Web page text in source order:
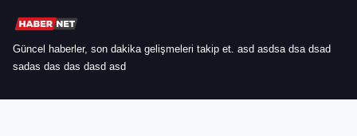
Güncel haberler, son dakika gelişmeleri takip et. asd asdsa dsa dsad
sadas das das dasd asd